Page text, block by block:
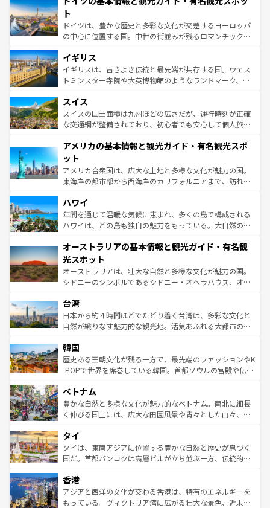
ンテンツ一覧 を参照してほしい。
聖堂、美しいビーチ、そして豊かな自然が、訪れる者を心
から魅了する。また、フランスは美食の国としても知ら
れ、フランス料理はユネスコ無形文化遺産にも登録されて
香り高いラベンダー畑など、多彩な楽しみ方が可能だ。さ
らに、パリ以外の地域にも魅力が溢れており、どの街角に
も豊かな歴史と文化が息づいている。パリ以外の個性あふ
を参照してほしい。
ト
ドイツは、豊かな歴史と多彩な文化が交差するヨーロッパ
の中心に位置する国。中世の街並みが残るロマンチック街
顔を持つこの国は、どこを歩いても飽きることがない。ベ
ルリンの文化的活気、バイエルン州のアルプスの絶景、そ
してライン川沿いのワイン畑といった風景は必見。ビール
は、お酒好きな人にはぜひ体験してほしい。 なお、新着の
ドイツ情報はコンテンツ一覧を参照してほしい。
イギリス
イギリスは、古きよき伝統と最先端が共存する国。ウェス
トミンスター寺院や大英博物館のようなランドマーク、歴
リアごとに異なる魅力がある。また、優雅なアフタヌーン
ティー、ビール好きにはたまらない英国パブ、サッカー観
戦など、本場だからこそできる体験も豊富。イギリスを旅
ンツ一覧を参照してほしい。
スイス
スイスの国土面積は九州ほどの広さだが、運行時刻が正確
な交通網が整備されており、初心者でも安心して個人旅行
の建物がそのまま残る町や、スイスならではのユニークな
博物館もあり、アルプス観光だけでなく町歩きも満喫する
ことができる。国民の所得が高いため物価も高いが、旅行
者向けの交通パス提供のサービスもあり、うまく活用すれ
着のスイス情報は
アメリカの基本情報と観光ガイド・有名観光スポ
ット
アメリカ合衆国は、広大な土地と多様な文化が魅力の国。
東海岸の都市部から西海岸のカリフォルニアまで、訪れる
のような巨大都市は、観光、ショッピング、エンターテイ
ンメントが詰まった刺激的なスポットだ。一方、アメリカ
西部には大自然が広がり、グランドキャニオンやイエロー
部のニューオーリンズでは、音楽と美食が融合した独特の
文化が魅力。旅行者はアメリカの各地域で異なる魅力を楽
しみながら、その多様性と豊かな歴史を感じることができ
るだろう。車でのロードトリップや列車の旅も、アメリカ
情報は
ハワイ
年間を通じて温暖な気候に恵まれ、多くの島で構成される
ハワイは、どの島も独自の魅力をもっている。大自然の神
ワイ島は見逃せない。また、定番の観光地といえばオアフ
島だが、静かな自然を求めるならマウイ島やカウアイ島が
おすすめ。エメラルドグリーンに輝く海をはじめ、豊かな
文化や歴史が息づいている。「アロハスピリット」と呼ば
人々、おいしいローカルフードやハワイアンミュージッ
ク、伝統的なフラダンスなど、すべてがハワイの魅力を彩
っている。訪れるたびに新しい発見と感動が待っているハ
はコンテンツ一覧
オーストラリアの基本情報と観光ガイド・有名観
光スポット
オーストラリアは、壮大な自然と多様な文化が魅力の国。
シドニーのシンボルであるシドニー・オペラハウス、オー
リアリーフや大陸中央部にそびえるウルル（エアーズロッ
ク）、タスマニアの美しい原生林やケアンズの熱帯雨林な
ど、見どころがたくさん。また、カフェやワイン、オージ
いる。アクティビティも充実しており、サーフィンやダイ
ビング、ハイキングなど、アウトドア好きにはたまらな
い。オーストラリアの多彩な魅力を存分に味わいつくそ
参照してほしい。
台湾
日本から約４時間ほどでたどり着く台湾は、多彩な文化と
自然が織りなす魅力的な観光地。活気あふれる大都市の台
ン）、静ひつな山岳地帯である台湾東部など、都市の喧騒
と山間の静けさが共存しており、訪れる人に新しい発見と
驚きをもたらしてくれる。また、奥深い台湾の食文化も魅
容にもいいと評判のスイーツなど、バラエティ豊かな料理
が味わえる。 なお、新着の台湾情報は コンテンツ一覧を参
照してほしい。
韓国
歴史ある王朝文化が残る一方で、最先端のファッションやK
-POPで世界を席巻している韓国。首都ソウルの宮殿や伝統
き、地方に足を延ばせば四季折々の自然美を楽しむことが
できる。そして、キムチや焼肉、絶品のストリートフード
まで、さまざまな韓国料理が待っている。夜には、韓国な
リティに包まれながら、韓国の多彩な魅力を心ゆくまで味
わってみてほしい。 なお、新着の韓国情報はコンテンツ一
覧を参照してほしい。
ベトナム
豊かな自然と多様な文化が魅力的なベトナム。南北に細長
く伸びる国土には、広大な田園風景や青々とした山々、世
急速な発展と共に伝統が息づく。ハノイの古い町並みやホ
ーチミン市のフランス統治時代の建物も、独特の雰囲気を
醸し出している。また、バラエティの豊かさとおいしさで
とつ。フォーやバインミー、ベトナムコーヒーなどは、ぜ
ひ現地で味わいたい。どの地域を訪れてもあたたかい人々
が旅行者を迎えてくれるので、きっと忘れられない旅にな
タイ
タイは、東南アジアに位置する豊かな自然と歴史が息づく
国だ。首都バンコクは高層ビルが立ち並ぶ一方、伝統的な
の活気が交差している。北部ではチェンマイなどの山岳地
帯で自然と触れ合い、南部ではプーケットやクラビの美し
いビーチでリゾート気分を楽しむことができる。タイ料理
香港
アジアと西洋の文化が交わる香港は、特有のエネルギーを
もっている。ヴィクトリア湾に広がる壮大な景色、近未来